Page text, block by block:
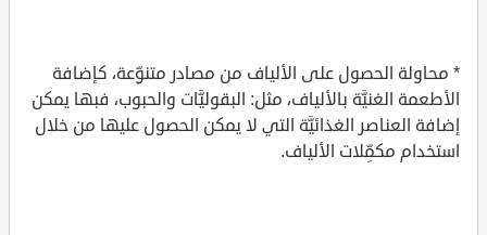
* محاولة الحصول على الألياف من مصادر متنوِّعة، كإضافة
الأطعمة الغنيَّة بالألياف، مثل: البقوليَّات والحبوب، فبها يمكن
إضافة العناصر الغذائيَّة التي لا يمكن الحصول عليها من خلال
استخدام مكمِّلات الألياف.